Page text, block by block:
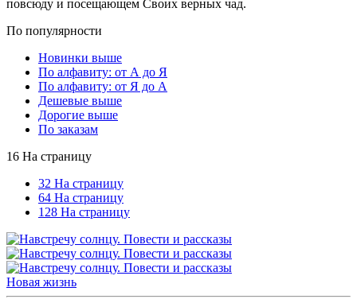
повсюду и посещающем Своих верных чад.
По популярности
Новинки выше
По алфавиту: от А до Я
По алфавиту: от Я до А
Дешевые выше
Дорогие выше
По заказам
16 На страницу
32 На страницу
64 На страницу
128 На страницу
Новая жизнь